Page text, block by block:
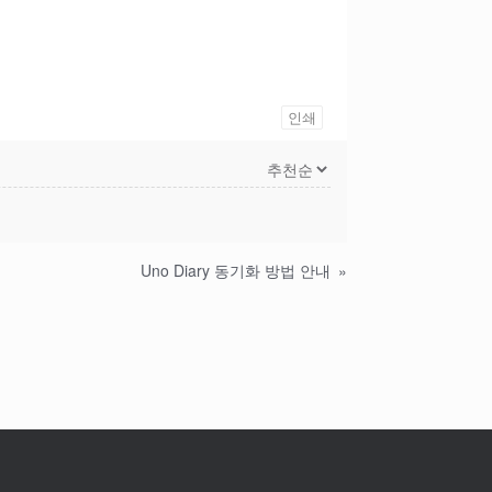
인쇄
Uno Diary 동기화 방법 안내 »